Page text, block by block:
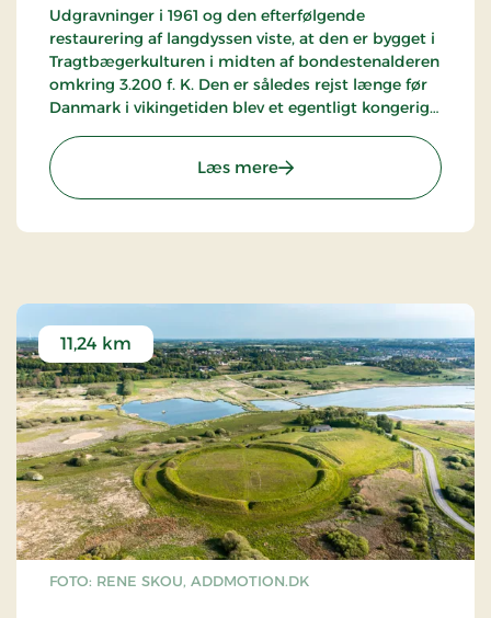
Udgravninger i 1961 og den efterfølgende
restaurering af langdyssen viste, at den er bygget i
Tragtbægerkulturen i midten af bondestenalderen
omkring 3.200 f. K. Den er således rejst længe før
Danmark i vikingetiden blev et egentligt kongerige.
næsten intakte randstenskæde (1) med i alt 62
sten langs højens fod, samt de to meget
velbevarede gravkamre som højen skjuler. En del
Læs mereher
Læs mere: Kongehøjen ved
FOTO: RENE SKOU, ADDMOTION.DK
11,24 km